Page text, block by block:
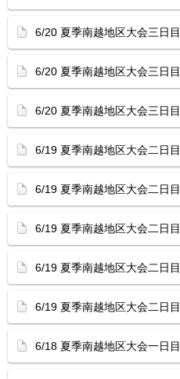
6/20 夏季南越地区大会三
6/20 夏季南越地区大会三
6/20 夏季南越地区大会三
6/19 夏季南越地区大会二
6/19 夏季南越地区大会二
6/19 夏季南越地区大会二
6/19 夏季南越地区大会二
6/19 夏季南越地区大会二
6/18 夏季南越地区大会一